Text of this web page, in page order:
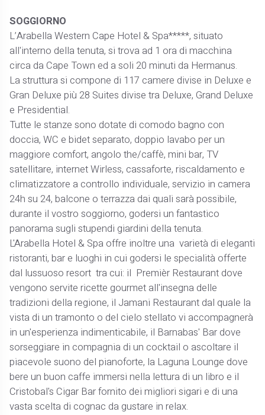
SOGGIORNO
L’Arabella Western Cape Hotel & Spa*****, situato
all'interno della tenuta, si trova ad 1 ora di macchina
circa da Cape Town ed a soli 20 minuti da Hermanus.
La struttura si compone di 117 camere divise in Deluxe e
Gran Deluxe più 28 Suites divise tra Deluxe, Grand Deluxe
e Presidential.
Tutte le stanze sono dotate di comodo bagno con
doccia, WC e bidet separato, doppio lavabo per un
maggiore comfort, angolo the/caffè, mini bar, TV
satellitare, internet Wirless, cassaforte, riscaldamento e
climatizzatore a controllo individuale, servizio in camera
24h su 24, balcone o terrazza dai quali sarà possibile,
durante il vostro soggiorno, godersi un fantastico
panorama sugli stupendi giardini della tenuta.
L'Arabella Hotel & Spa offre inoltre una varietà di eleganti
ristoranti, bar e luoghi in cui godersi le specialità offerte
dal lussuoso resort tra cui: il Premièr Restaurant dove
vengono servite ricette gourmet all'insegna delle
tradizioni della regione, il Jamani Restaurant dal quale la
vista di un tramonto o del cielo stellato vi accompagnerà
in un'esperienza indimenticabile, il Barnabas' Bar dove
sorseggiare in compagnia di un cocktail o ascoltare il
piacevole suono del pianoforte, la Laguna Lounge dove
bere un buon caffe immersi nella lettura di un libro e il
Cristobal's Cigar Bar fornito dei migliori sigari e di una
vasta scelta di cognac da gustare in relax.